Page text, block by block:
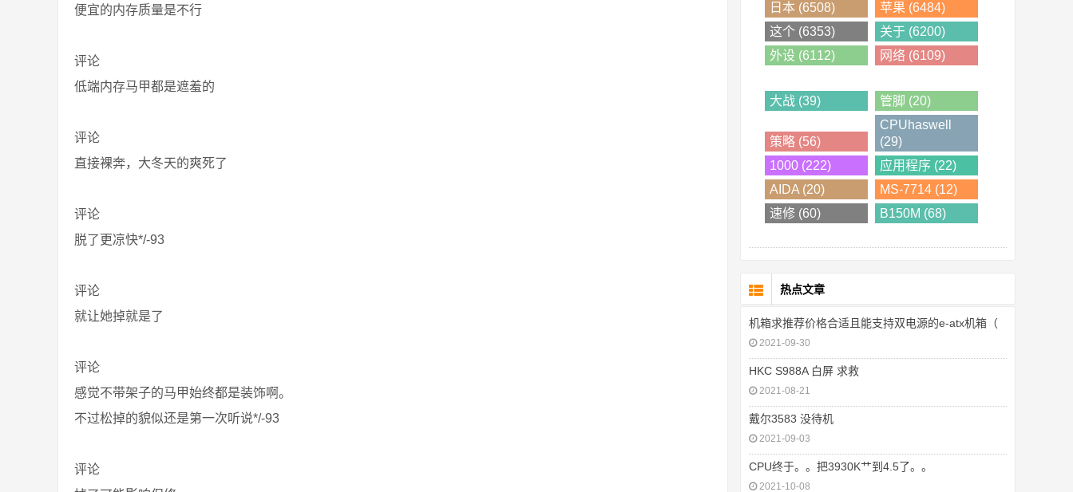
便宜的内存质量是不行
评论
低端内存马甲都是遮羞的
评论
直接裸奔，大冬天的爽死了
评论
脱了更凉快*/-93
评论
就让她掉就是了
评论
感觉不带架子的马甲始终都是装饰啊。
不过松掉的貌似还是第一次听说*/-93
评论
日本 (6508)
苹果 (6484)
这个 (6353)
关于 (6200)
外设 (6112)
网络 (6109)
大战 (39) 管脚 (20)
策略 (56)
CPUhaswell
(29)
1000 (222)
应用程序 (22)
AIDA (20)
MS-7714 (12)
速修 (60)
B150M (68)
热点文章
机箱求推荐价格合适且能支持双电源的e-atx机箱（
2021-09-30
HKC S988A 白屏 求救
2021-08-21
戴尔3583 没待机
2021-09-03
CPU终于。。把3930K艹到4.5了。。
2021-10-08